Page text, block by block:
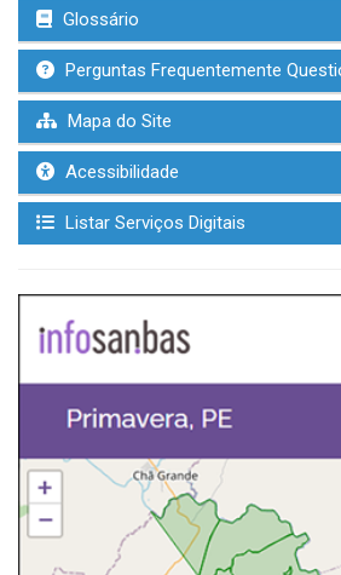
Glossário
Perguntas Frequentemente
Mapa do Site
Acessibilidade
Listar Serviços Digitais